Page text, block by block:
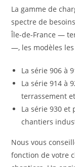
La gamme de
spectre de
Île-de-France —
—, les modèles
La série 906 à
La série 914 à
terrassement
La série 930 et
chantiers
Nous vous
fonction de votre